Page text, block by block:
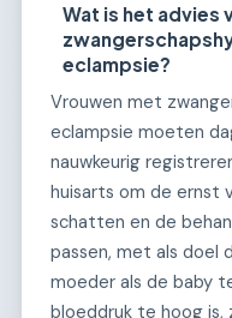
Wat is het advies
eclampsie?
Vrouwen met
eclampsie moeten
nauwkeurig
huisarts om de ernst
schatten en de
passen, met als doel
moeder als de baby
bloeddruk te hoog is,